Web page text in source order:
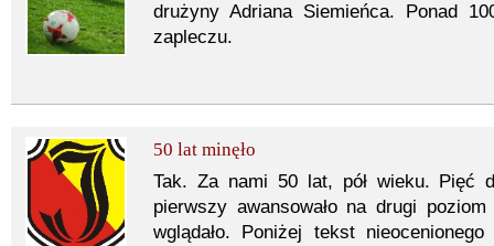
drużyny Adriana Siemieńca. Ponad
zapleczu.
50 lat minęło
Tak. Za nami 50 lat, pół wieku. Pięć
pierwszy awansowało na drugi
wglądało. Poniżej tekst